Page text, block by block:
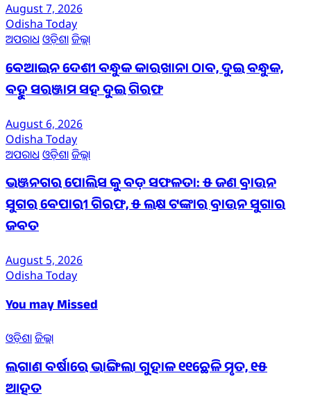
August 7, 2026
Odisha Today
ଅପରାଧ ଓଡ଼ିଶାଜିଲ୍ଲା
ବେଆଇନ ଦେଶୀ ବନ୍ଧୁକ କାରଖାନା ଠାବ, ଦୁଇ ବନ୍ଧୁକ,
ବହୁ ସରଞ୍ଜାମ ସହ ଦୁଇ ଗିରଫ
August 6, 2026
Odisha Today
ଅପରାଧ ଓଡ଼ିଶାଜିଲ୍ଲା
ଭଞ୍ଜନଗର ପୋଲିସ କୁ ବଡ଼ ସଫଳତା: ୫ ଜଣ ବ୍ରାଉନ
ସୁଗର ବେପାରୀ ଗିରଫ, ୫ ଲକ୍ଷ ଟଙ୍କାର ବ୍ରାଉନ ସୁଗାର
ଜବତ
August 5, 2026
Odisha Today
You may Missed
ଓଡ଼ିଶାଜିଲ୍ଲା
ଲଗାଣ ବର୍ଷାରେ ଭାଙ୍ଗିଲା ଗୁହାଳ ୧୧ଛେଳି ମୃତ, ୧୫
ଆହତ